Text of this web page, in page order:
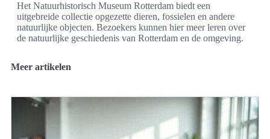
Het Natuurhistorisch Museum Rotterdam biedt een
uitgebreide collectie opgezette dieren, fossielen en andere
natuurlijke objecten. Bezoekers kunnen hier meer leren over
de natuurlijke geschiedenis van Rotterdam en de omgeving.
Meer artikelen